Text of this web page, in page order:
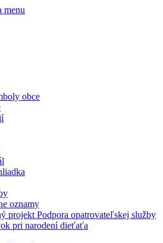
menu
obce
oznamy
projekt Podpora opatrovateľskej služby
pri narodení dieťaťa